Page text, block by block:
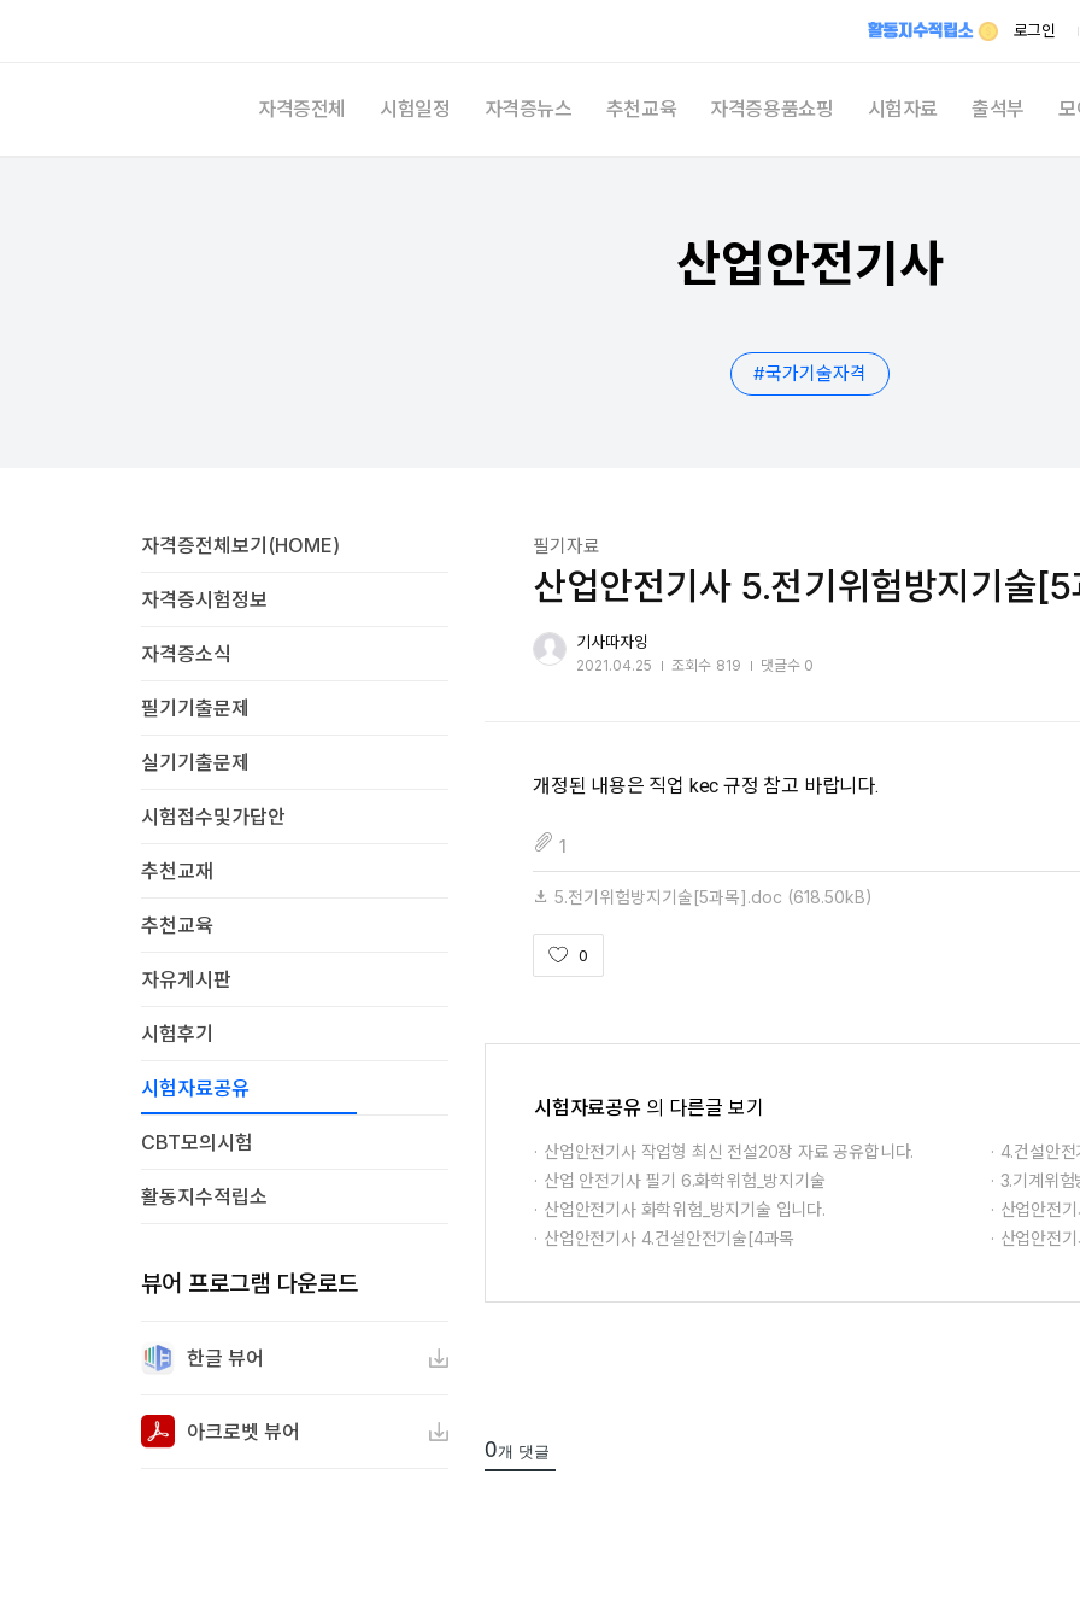
로그인
자격증전체 시험일정 자격증뉴스 추천교육 자격증용품쇼핑 시험자료 출석부 모
산업안전기사
#국가기술자격
자격증전체보기(HOME)
자격증시험정보
자격증소식
필기기출문제
실기기출문제
시험접수및가답안
추천교재
추천교육
자유게시판
시험후기
시험자료공유
CBT모의시험
활동지수적립소
뷰어 프로그램 다운로드
한글 뷰어
아크로벳 뷰어
필기자료
산업안전기사 5.전기위험방지기술[5
기사따자잉
2021.04.25 조회수 819 댓글수 0
개정된 내용은 직업 kec 규정 참고 바랍니다.
fileAttachedList
1
5.전기위험방지기술[5과목].doc (618.50kB)
0
시험자료공유 의 다른글 보기
산업안전기사 작업형 최신 전설20장 자료 공유합니다.
산업 안전기사 필기 6.화학위험_방지기술
산업안전기사 화학위험_방지기술 입니다.
산업안전기사 4.건설안전기술[4과목
4.건설안전
3.기계위
산업안전
산업안전
0개 댓글